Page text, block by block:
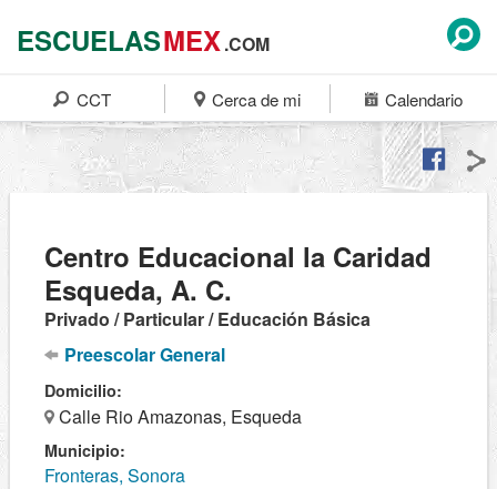
ESCUELASMEX.COM
CCT Cerca de mi Calendario
Centro Educacional la Caridad
Esqueda, A. C.
Privado / Particular / Educación Básica
Preescolar General
Domicilio:
Calle Rio Amazonas, Esqueda
Municipio:
Fronteras, Sonora